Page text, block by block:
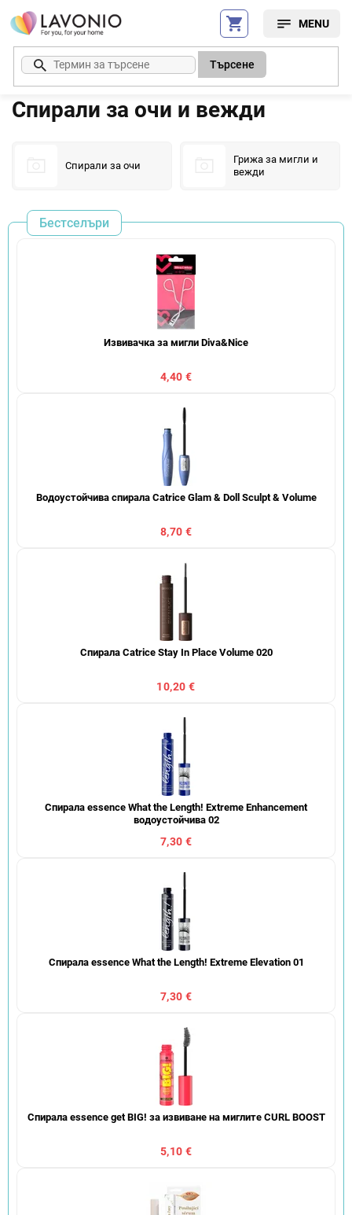
Преминаване
към
съдържанието
Търсене
Спирали за очи и вежди
Спирали за очи
Грижа за мигли и
вежди
Бестселъри
Извивачка за мигли Diva&Nice
4,40 €
Водоустойчива спирала Catrice Glam & Doll Sculpt & Volume
8,70 €
Спирала Catrice Stay In Place Volume 020
10,20 €
Спирала essence What the Length! Extreme Enhancement
водоустойчива 02
7,30 €
Спирала essence What the Length! Extreme Elevation 01
7,30 €
Спирала essence get BIG! за извиване на миглите CURL BOOST
5,10 €